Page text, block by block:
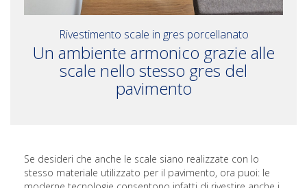
Rivestimento scale in gres porcellanato
Un ambiente armonico grazie alle
scale nello stesso gres del
pavimento
Se desideri che anche le scale siano realizzate con lo
stesso materiale utilizzato per il pavimento, ora puoi: le